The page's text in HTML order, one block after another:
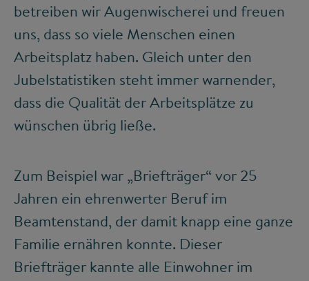
betreiben wir Augenwischerei und freuen
uns, dass so viele Menschen einen
Arbeitsplatz haben. Gleich unter den
Jubelstatistiken steht immer warnender,
dass die Qualität der Arbeitsplätze zu
wünschen übrig ließe.
Zum Beispiel war „Briefträger“ vor 25
Jahren ein ehrenwerter Beruf im
Beamtenstand, der damit knapp eine ganze
Familie ernähren konnte. Dieser
Briefträger kannte alle Einwohner im